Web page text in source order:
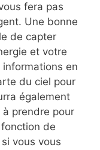
fera pas
Une bonne
de capter
et votre
informations en
du ciel pour
également
prendre pour
de
vous vous